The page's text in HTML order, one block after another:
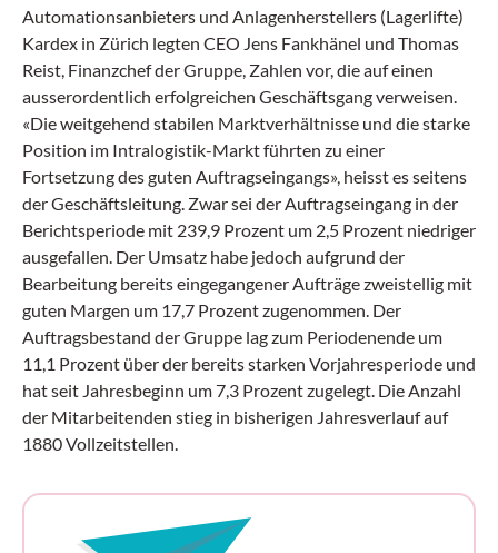
Automationsanbieters und Anlagenherstellers (Lagerlifte)
Kardex in Zürich legten CEO Jens Fankhänel und Thomas
Reist, Finanzchef der Gruppe, Zahlen vor, die auf einen
ausserordentlich erfolgreichen Geschäftsgang verweisen.
«Die weitgehend stabilen Marktverhältnisse und die starke
Position im Intralogistik-Markt führten zu einer
Fortsetzung des guten Auftragseingangs», heisst es seitens
der Geschäftsleitung. Zwar sei der Auftragseingang in der
Berichtsperiode mit 239,9 Prozent um 2,5 Prozent niedriger
ausgefallen. Der Umsatz habe jedoch aufgrund der
Bearbeitung bereits eingegangener Aufträge zweistellig mit
guten Margen um 17,7 Prozent zugenommen. Der
Auftragsbestand der Gruppe lag zum Periodenende um
11,1 Prozent über der bereits starken Vorjahresperiode und
hat seit Jahresbeginn um 7,3 Prozent zugelegt. Die Anzahl
der Mitarbeitenden stieg in bisherigen Jahresverlauf auf
1880 Vollzeitstellen.